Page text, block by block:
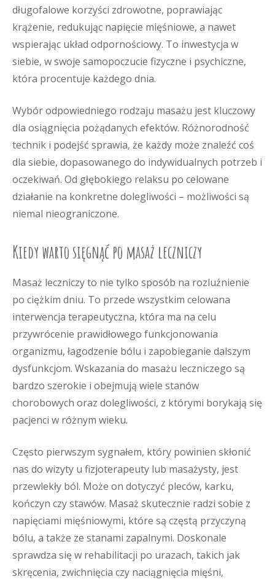
długofalowe korzyści zdrowotne, poprawiając
krążenie, redukując napięcie mięśniowe, a nawet
wspierając układ odpornościowy. To inwestycja w
siebie, w swoje samopoczucie fizyczne i psychiczne,
która procentuje każdego dnia.
Wybór odpowiedniego rodzaju masażu jest kluczowy
dla osiągnięcia pożądanych efektów. Różnorodność
technik i podejść sprawia, że każdy może znaleźć coś
dla siebie, dopasowanego do indywidualnych potrzeb i
oczekiwań. Od głębokiego relaksu po celowane
działanie na konkretne dolegliwości – możliwości są
niemal nieograniczone.
Kiedy warto sięgnąć po masaż leczniczy
Masaż leczniczy to nie tylko sposób na rozluźnienie
po ciężkim dniu. To przede wszystkim celowana
interwencja terapeutyczna, która ma na celu
przywrócenie prawidłowego funkcjonowania
organizmu, łagodzenie bólu i zapobieganie dalszym
dysfunkcjom. Wskazania do masażu leczniczego są
bardzo szerokie i obejmują wiele stanów
chorobowych oraz dolegliwości, z którymi borykają się
pacjenci w różnym wieku.
Często pierwszym sygnałem, który powinien skłonić
nas do wizyty u fizjoterapeuty lub masażysty, jest
przewlekły ból. Może on dotyczyć pleców, karku,
kończyn czy stawów. Masaż skutecznie radzi sobie z
napięciami mięśniowymi, które są częstą przyczyną
bólu, a także ze stanami zapalnymi. Doskonale
sprawdza się w rehabilitacji po urazach, takich jak
skręcenia, zwichnięcia czy naciągnięcia mięśni,